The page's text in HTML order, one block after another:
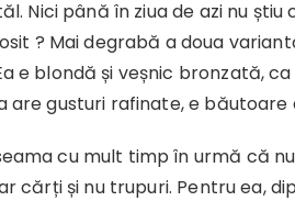
Nici până în ziua de azi nu știu
? Mai degrabă a doua
e blondă și veșnic bronzată,
are gusturi rafinate, e
cu mult timp în urmă că
cărți și nu trupuri. Pentru ea,